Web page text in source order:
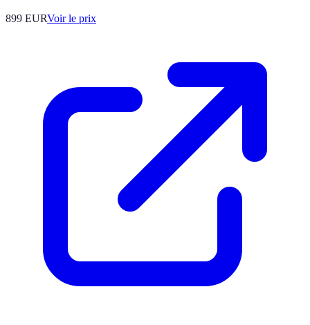
899 EURVoir le prix